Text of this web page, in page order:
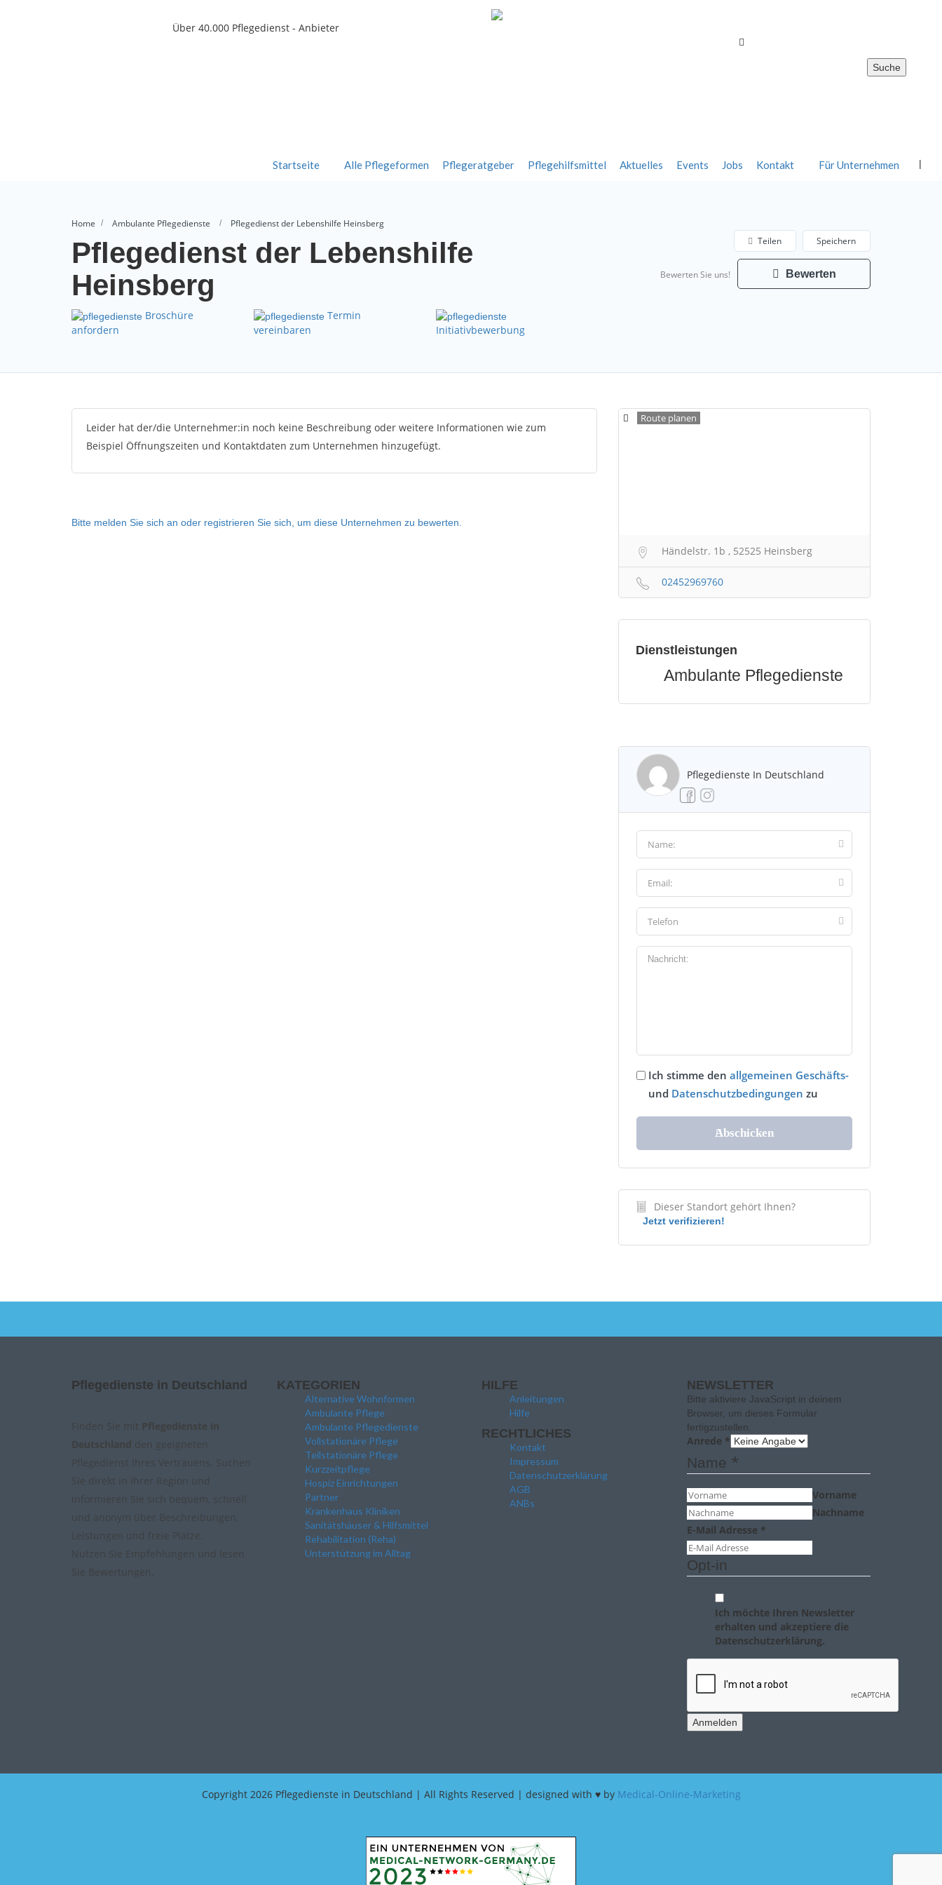
Über 40.000 Pflegedienst - Anbieter
Suche
Startseite Alle Pflegeformen Pflegeratgeber Pflegehilfsmittel Aktuelles Events Jobs Kontakt Für Unternehmen
Home Ambulante Pflegedienste Pflegedienst der Lebenshilfe Heinsberg
Pflegedienst der Lebenshilfe
Heinsberg
Broschüre
anfordern
Termin
vereinbaren
Initiativbewerbung
Speichern
Teilen
Bewerten Sie uns! Bewerten
Leider hat der/die Unternehmer:in noch keine Beschreibung oder weitere Informationen wie zum
Beispiel Öffnungszeiten und Kontaktdaten zum Unternehmen hinzugefügt.
Bitte melden Sie sich an oder registrieren Sie sich, um diese Unternehmen zu bewerten.
Route planen
Händelstr. 1b , 52525 Heinsberg
02452969760
Dienstleistungen
Ambulante Pflegedienste
Pflegedienste In Deutschland
Ich stimme den allgemeinen Geschäfts-
und Datenschutzbedingungen zu
Dieser Standort gehört Ihnen?
Jetzt verifizieren!
Pflegedienste in Deutschland
Finden Sie mit Pflegedienste in
Deutschland den geeigneten
Pflegedienst Ihres Vertrauens. Suchen
Sie direkt in Ihrer Region und
informieren Sie sich bequem, schnell
und anonym über Beschreibungen,
Leistungen und freie Plätze.
Nutzen Sie Empfehlungen und lesen
Sie Bewertungen.
KATEGORIEN
Alternative Wohnformen
Ambulante Pflege
Ambulante Pflegedienste
Vollstationäre Pflege
Teilstationäre Pflege
Kurzzeitpflege
Hospiz Einrichtungen
Partner
Krankenhaus Kliniken
Sanitätshäuser & Hilfsmittel
Rehabilitation (Reha)
Unterstützung im Alltag
HILFE
Anleitungen
Hilfe
RECHTLICHES
Kontakt
Impressum
Datenschutzerklärung
AGB
ANBs
NEWSLETTER
Bitte aktiviere JavaScript in deinem
Browser, um dieses Formular
fertigzustellen.
Anrede *
Name *
Vorname
Nachname
E-Mail Adresse *
Opt-in
Ich möchte Ihren Newsletter
erhalten und akzeptiere die
Datenschutzerklärung.
Anmelden
Copyright 2026 Pflegedienste in Deutschland | All Rights Reserved | designed with ♥ by Medical-Online-Marketing